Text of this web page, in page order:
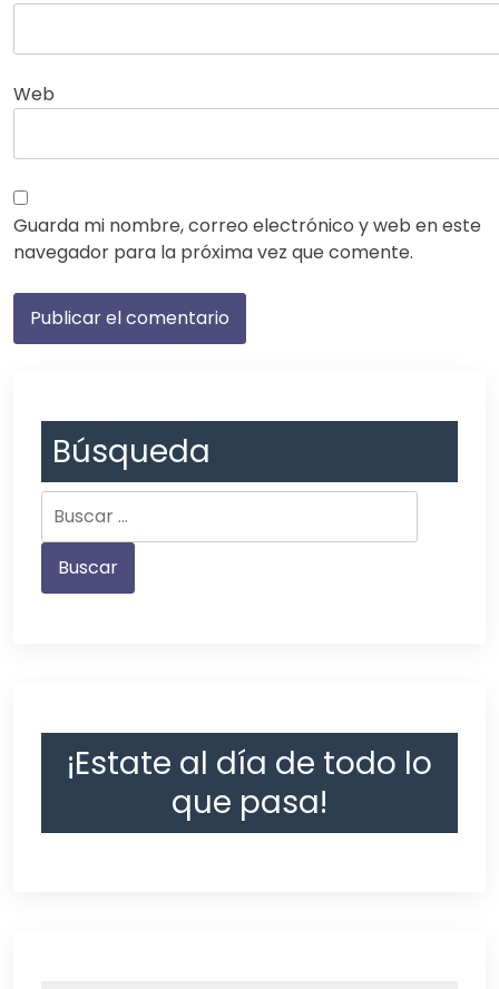
Web
Guarda mi nombre, correo electrónico y web en este
navegador para la próxima vez que comente.
Búsqueda
¡Estate al día de todo lo
que pasa!